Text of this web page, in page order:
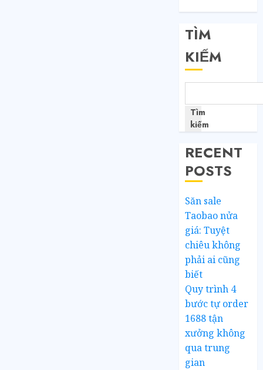
TÌM
KIẾM
Tìm
kiếm
RECENT
POSTS
Săn sale
Taobao nửa
giá: Tuyệt
chiêu không
phải ai cũng
biết
Quy trình 4
bước tự order
1688 tận
xưởng không
qua trung
gian